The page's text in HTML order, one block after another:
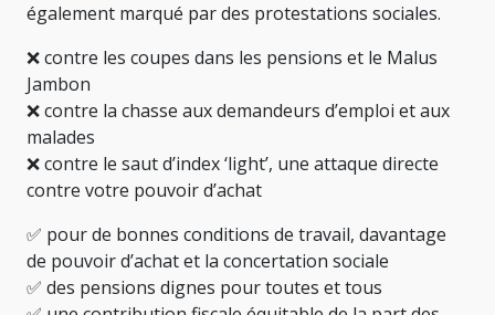
également marqué par des protestations sociales.
❌ contre les coupes dans les pensions et le Malus
Jambon
❌ contre la chasse aux demandeurs d’emploi et aux
malades
❌ contre le saut d’index ‘light’, une attaque directe
contre votre pouvoir d’achat
✅ pour de bonnes conditions de travail, davantage
de pouvoir d’achat et la concertation sociale
✅ des pensions dignes pour toutes et tous